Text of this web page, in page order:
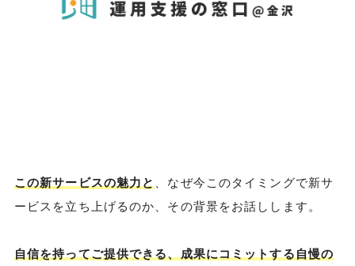
この新サービスの魅力と
、なぜ今このタイミングで新サ
ービスを立ち上げるのか、その背景をお話しします。
自信を持ってご提供できる、成果にコミットする自慢の